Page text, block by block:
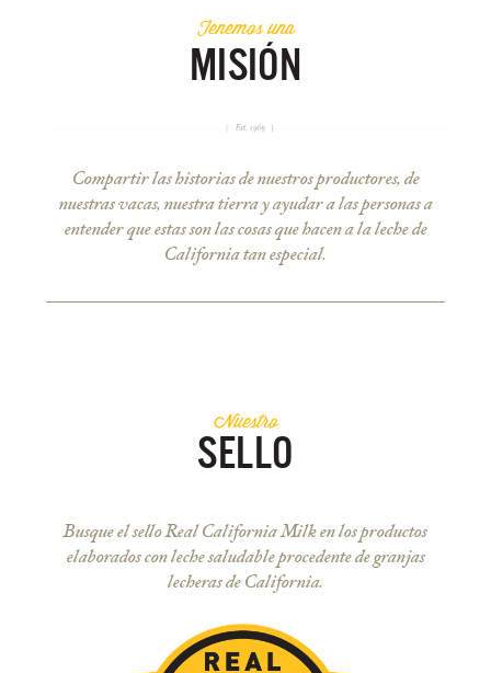
Tenemos una
MISIÓN
Compartir las historias de nuestros productores, de
nuestras vacas, nuestra tierra y ayudar a las personas a
entender que estas son las cosas que hacen a la leche de
California tan especial.
Nuestro
SELLO
Busque el sello Real California Milk en los productos
elaborados con leche saludable procedente de granjas
lecheras de California.